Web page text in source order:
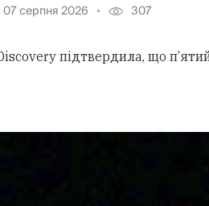
07 серпня 2026 307
підтвердила, що